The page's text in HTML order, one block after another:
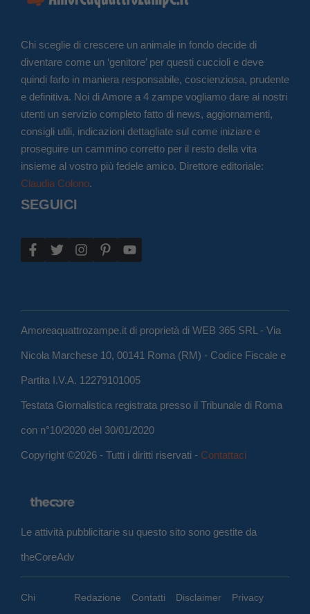
Chi sceglie di crescere un animale in fondo decide di
diventare come un ‘genitore’ per questi cuccioli e deve
quindi farlo in maniera responsabile, coscienziosa, prudente
e definitiva. Noi di Amore a 4 zampe vogliamo dare ai nostri
utenti un servizio completo fatto di news, aggiornamenti,
consigli utili, indicazioni dettagliate sul come iniziare e
proseguire un cammino corretto per il resto della vita
insieme al vostro più fedele amico. Direttore editoriale:
Claudia Colono.
SEGUICI
Amoreaquattrozampe.it di proprietà di WEB 365 SRL - Via
Nicola Marchese 10, 00141 Roma (RM) - Codice Fiscale e
Partita I.V.A. 12279101005
Testata Giornalistica registrata presso il Tribunale di Roma
con n°10/2020 del 30/01/2020
Copyright ©2026 - Tutti i diritti riservati - Contattaci
Le attività pubblicitarie su questo sito sono gestite da
theCoreAdv
Chi Redazione Contatti Disclaimer Privacy